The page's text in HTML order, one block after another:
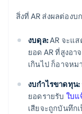
สิ่งที่ AR ส่งผลต่องบ
งบดุล:AR จะแ
ยอด AR ที่สูงอ
เกินไป ก็อาจหม
งบกำไรขาดทุน:
ยอดรายรับ ใบแ
เสียจะถูกบันทึก